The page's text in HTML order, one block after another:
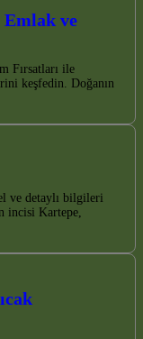
Emlak ve
Fırsatları ile
keşfedin. Doğanın
ve detaylı bilgileri
incisi Kartepe,